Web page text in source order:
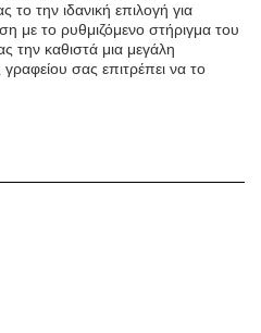
την ιδανική επιλογή για
με το ρυθμιζόμενο στήριγμα του
την καθιστά μια μεγάλη
σας επιτρέπει να το